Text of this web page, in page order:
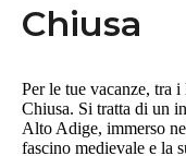
Chiusa
Per le tue vacanze, tra
Chiusa. Si tratta di un
Alto Adige, immerso
fascino medievale e la